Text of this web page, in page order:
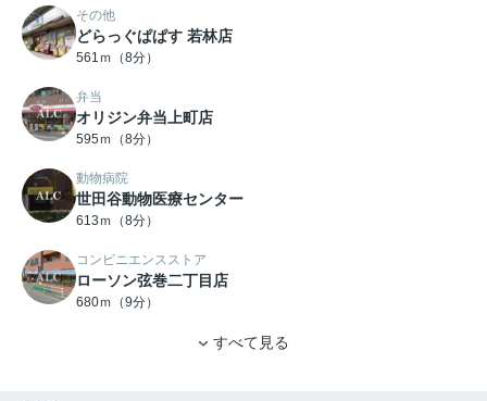
その他
どらっぐぱぱす 若林店
561ｍ（8分）
弁当
オリジン弁当上町店
595ｍ（8分）
動物病院
世田谷動物医療センター
613ｍ（8分）
コンビニエンスストア
ローソン弦巻二丁目店
680ｍ（9分）
すべて見る